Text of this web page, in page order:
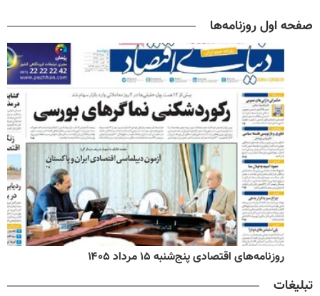
صفحه اول روزنامه‌ها
روزنامه‌های اقتصادی پنج‌شنبه ۱۵ مرداد ۱۴۰۵
تبلیغات